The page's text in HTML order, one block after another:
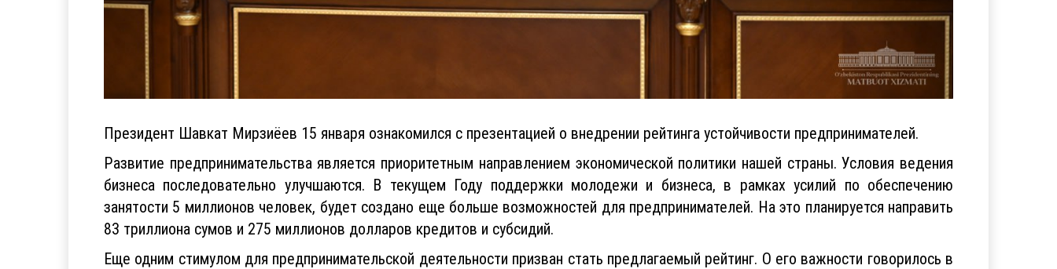
Президент Шавкат Мирзиёев 15 января ознакомился с презентацией о внедрении рейтинга устойчивости предпринимателей.
Развитие предпринимательства является приоритетным направлением экономической политики нашей страны. Условия ведения
бизнеса последовательно улучшаются. В текущем Году поддержки молодежи и бизнеса, в рамках усилий по обеспечению
занятости 5 миллионов человек, будет создано еще больше возможностей для предпринимателей. На это планируется направить
83 триллиона сумов и 275 миллионов долларов кредитов и субсидий.
Еще одним стимулом для предпринимательской деятельности призван стать предлагаемый рейтинг. О его важности говорилось в